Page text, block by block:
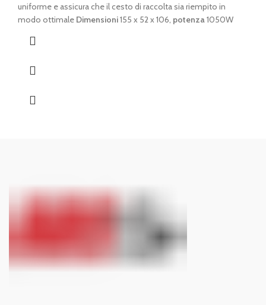
uniforme e assicura che il cesto di raccolta sia riempito in
modo ottimale Dimensioni155 x 52 x 106, potenza1050W